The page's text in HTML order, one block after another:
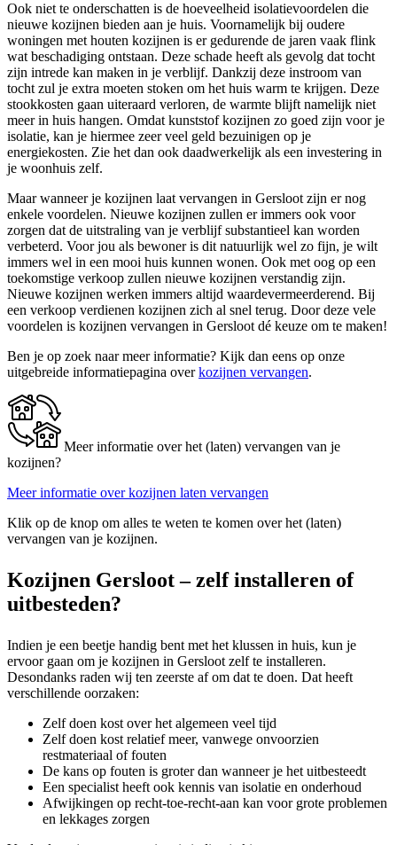
Ook niet te onderschatten is de hoeveelheid isolatievoordelen die
nieuwe kozijnen bieden aan je huis. Voornamelijk bij oudere
woningen met houten kozijnen is er gedurende de jaren vaak flink
wat beschadiging ontstaan. Deze schade heeft als gevolg dat tocht
zijn intrede kan maken in je verblijf. Dankzij deze instroom van
tocht zul je extra moeten stoken om het huis warm te krijgen. Deze
stookkosten gaan uiteraard verloren, de warmte blijft namelijk niet
meer in huis hangen. Omdat kunststof kozijnen zo goed zijn voor je
isolatie, kan je hiermee zeer veel geld bezuinigen op je
energiekosten. Zie het dan ook daadwerkelijk als een investering in
je woonhuis zelf.
Maar wanneer je kozijnen laat vervangen in Gersloot zijn er nog
enkele voordelen. Nieuwe kozijnen zullen er immers ook voor
zorgen dat de uitstraling van je verblijf substantieel kan worden
verbeterd. Voor jou als bewoner is dit natuurlijk wel zo fijn, je wilt
immers wel in een mooi huis kunnen wonen. Ook met oog op een
toekomstige verkoop zullen nieuwe kozijnen verstandig zijn.
Nieuwe kozijnen werken immers altijd waardevermeerderend. Bij
een verkoop verdienen kozijnen zich al snel terug. Door deze vele
voordelen is kozijnen vervangen in Gersloot dé keuze om te maken!
Ben je op zoek naar meer informatie? Kijk dan eens op onze
uitgebreide informatiepagina overkozijnen vervangen.
Meer informatie over het (laten) vervangen van je
kozijnen?
Meer informatie over kozijnen laten vervangen
Klik op de knop om alles te weten te komen over het (laten)
vervangen van je kozijnen.
Kozijnen Gersloot – zelf installeren of
uitbesteden?
Indien je een beetje handig bent met het klussen in huis, kun je
ervoor gaan om je kozijnen in Gersloot zelf te installeren.
Desondanks raden wij ten zeerste af om dat te doen. Dat heeft
verschillende oorzaken:
Zelf doen kost over het algemeen veel tijd
Zelf doen kost relatief meer, vanwege onvoorzien
restmateriaal of fouten
De kans op fouten is groter dan wanneer je het uitbesteedt
Een specialist heeft ook kennis van isolatie en onderhoud
Afwijkingen op recht-toe-recht-aan kan voor grote problemen
en lekkages zorgen